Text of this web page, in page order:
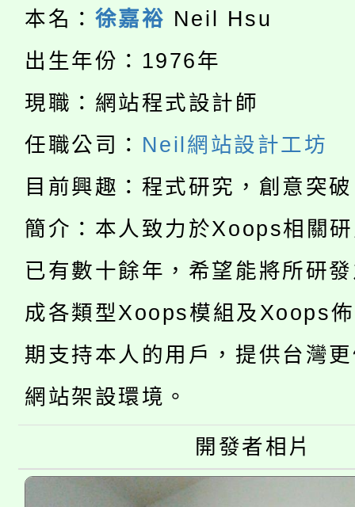
半價優惠，詳情可洽有
者。
份教師增能研習
大溪自造教育及科技中
份教師研習
淨零綠生活教案入校路
會
115年食農教育專業人
程
「本色祭」8/29、30在
場熱烈登場!
8/21下午1時於龍潭區
徵才活動。
YOUNG桃局內行報名
局官網。
8月14至27日，桃園電
開!
田徑場及游泳池舉行。
桃園市低收入戶享有免
半價優惠，詳情可洽有
者。
大園自造教育及科技中
份教師增能研習
大溪自造教育及科技中
份教師研習
淨零綠生活教案入校路
115年食農教育專業人
本名： 徐嘉裕 Neil Hsu
出生年份：1976年
現職：網站程式設計師
任職公司： Neil網站設計工坊
目前興趣：程式研究，創意突
簡介：本人致力於Xoops相關
已有數十餘年，希望能將所研
成各類型Xoops模組及Xoops
期支持本人的用戶，提供台灣
網站架設環境。
開發者相片